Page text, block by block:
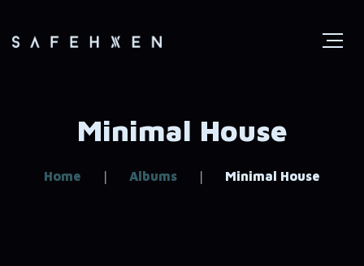
Minimal House
Home Albums Minimal House